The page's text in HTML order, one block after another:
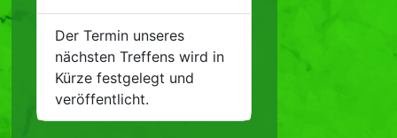
Der Termin unseres
nächsten Treffens wird in
Kürze festgelegt und
veröffentlicht.